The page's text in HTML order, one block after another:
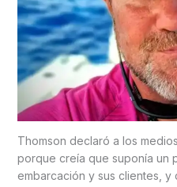
Thomson declaró a los
porque creía que suponía un
embarcación y sus clientes,